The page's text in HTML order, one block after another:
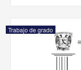
Trabajo de grado